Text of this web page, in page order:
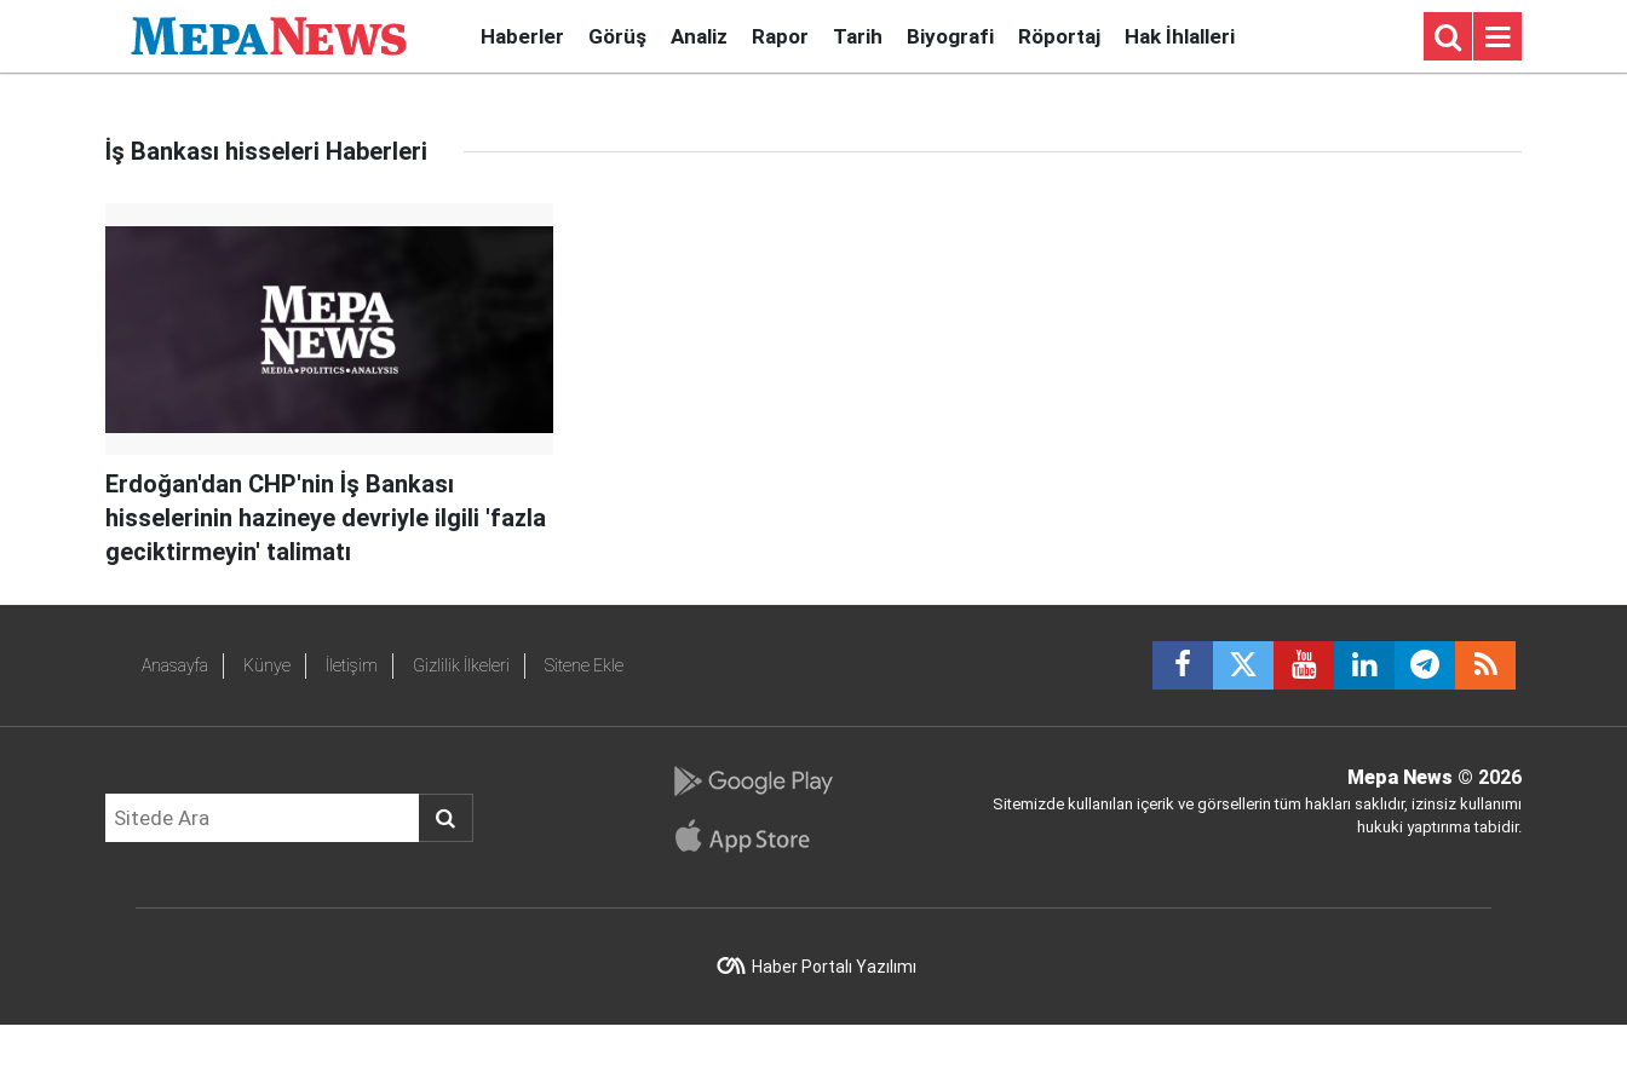
Haberler Görüş Analiz Rapor Tarih Biyografi Röportaj Hak İhlalleri
İş Bankası hisseleri Haberleri
Erdoğan'dan CHP'nin İş Bankası
hisselerinin hazineye devriyle ilgili 'fazla
geciktirmeyin' talimatı
Anasayfa Künye İletişim Gizlilik İlkeleri Sitene Ekle
Mepa News © 2026
Sitemizde kullanılan içerik ve görsellerin tüm hakları saklıdır, izinsiz kullanımı
hukuki yaptırıma tabidir.
Haber Portalı Yazılımı